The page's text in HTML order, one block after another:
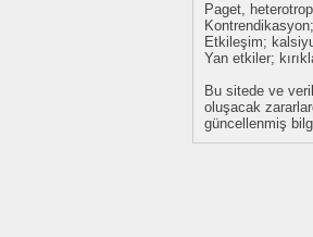
Paget,
Etkileşim;
Yan etkiler;
Bu sitede ve
oluşacak
güncellenmiş